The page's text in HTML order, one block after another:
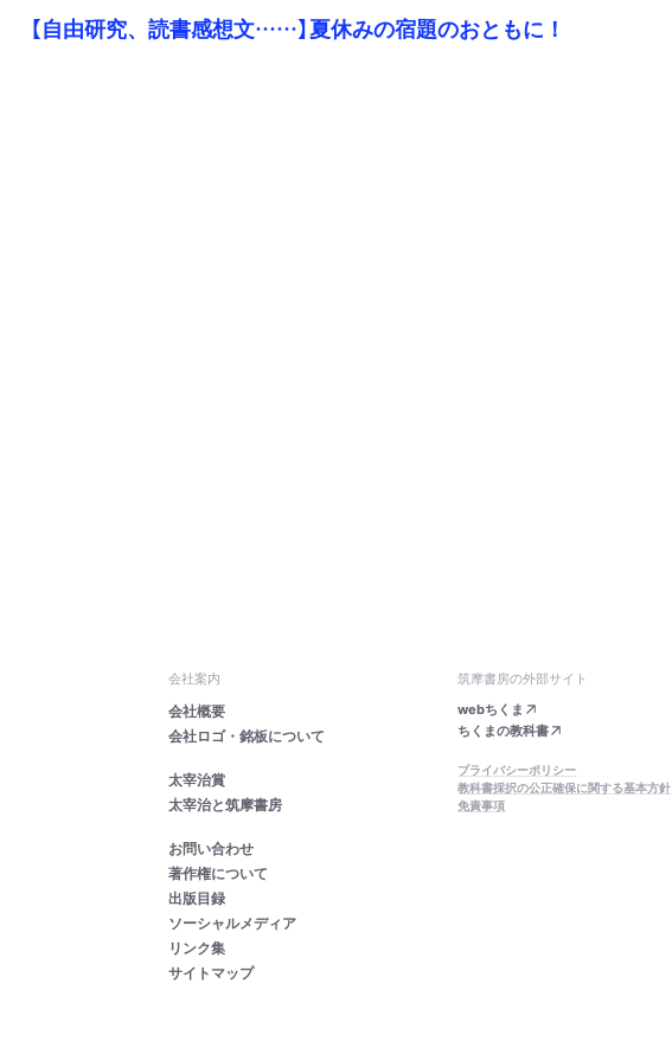
【自由研究、読書感想文……】夏休みの宿題のおともに！
会社案内
会社概要
会社ロゴ・銘板について
太宰治賞
太宰治と筑摩書房
お問い合わせ
著作権について
出版目録
ソーシャルメディア
リンク集
サイトマップ
筑摩書房の外部サイト
webちくま
ちくまの教科書
プライバシーポリシー
教科書採択の公正確保に関する基本方針
免責事項